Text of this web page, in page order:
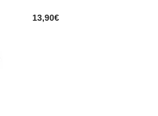
13,90€